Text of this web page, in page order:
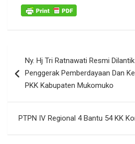
posNy. Hj Tri Ratnawati Resmi
Penggerak Pemberdayaan Dan
PKK Kabupaten Mukomuko
PTPN IV Regional 4 Bantu 54 KK